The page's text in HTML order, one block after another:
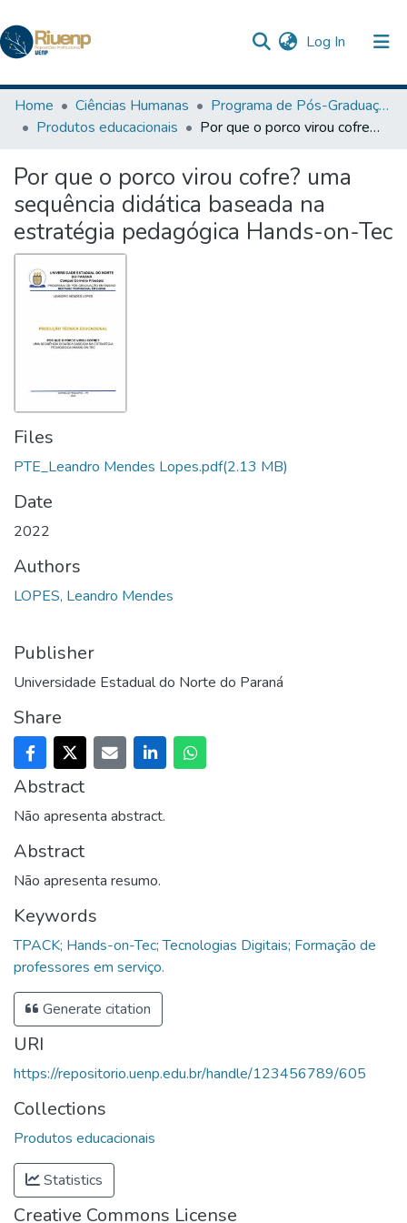
Log In (current)
Communities & Collections
Statistics
The Repository
Home Ciências Humanas
Programa de Pós-Graduação em Ensino
Produtos educacionais
Por que o porco virou cofre? uma sequência didática baseada na estratégia pedagógica Hands-on-Tec
Por que o porco virou cofre? uma
sequência didática baseada na
estratégia pedagógica Hands-on-Tec
Files
PTE_Leandro Mendes Lopes.pdf(2.13 MB)
Date
2022
Authors
LOPES, Leandro Mendes
Publisher
Universidade Estadual do Norte do Paraná
Share
Abstract
Não apresenta abstract.
Abstract
Não apresenta resumo.
Keywords
TPACK; Hands-on-Tec; Tecnologias Digitais; Formação de
professores em serviço.
Generate citation
URI
https://repositorio.uenp.edu.br/handle/123456789/605
Collections
Produtos educacionais
Statistics
Creative Commons License